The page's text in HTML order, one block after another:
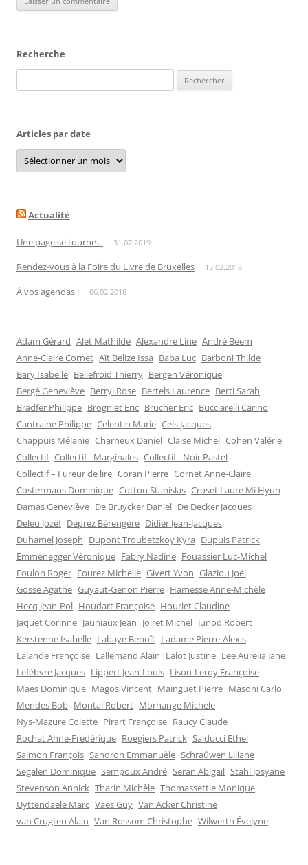
Recherche
Articles par date
Articles
par
date
Actualité
Une page se tourne… 31.07.2019
Rendez-vous à la Foire du Livre de Bruxelles 13.02.2018
À vos agendas ! 06.02.2018
Adam Gérard Alet Mathilde Alexandre Line André Beem
Anne-Claire Cornet Aït Belize Issa Baba Luc Barboni Thilde
Bary Isabelle Bellefroid Thierry Bergen Véronique
Bergé Geneviève Berryl Rose Bertels Laurence Berti Sarah
Bradfer Philippe Brogniet Eric Brucher Eric Bucciarelli Carino
Cantraine Philippe Celentin Marie Cels Jacques
Chappuis Mélanie Charneux Daniel Claise Michel Cohen Valérie
Collectif Collectif - Marginales Collectif - Noir Pastel
Collectif – Fureur de lire Coran Pierre Cornet Anne-Claire
Costermans Dominique Cotton Stanislas Croset Laure Mi Hyun
Damas Geneviève De Bruycker Daniel De Decker Jacques
Deleu Jozef Deprez Bérengère Didier Jean-Jacques
Duhamel Joseph Dupont Troubetzkoy Kyra Dupuis Patrick
Emmenegger Véronique Fabry Nadine Fouassier Luc-Michel
Foulon Roger Fourez Michelle Givert Yvon Glaziou Joël
Gosse Agathe Guyaut-Genon Pierre Hamesse Anne-Michèle
Hecq Jean-Pol Houdart Françoise Houriet Claudine
Jaquet Corinne Jauniaux Jean Joiret Michel Junod Robert
Kerstenne Isabelle Labaye Benoît Ladame Pierre-Alexis
Lalande Françoise Lallemand Alain Lalot Justine Lee Aurelia Jane
Lefèbvre Jacques Lippert Jean-Louis Lison-Leroy Françoise
Maes Dominique Magos Vincent Mainguet Pierre Masoni Carlo
Mendes Bob Montal Robert Morhange Michèle
Nys-Mazure Colette Pirart Françoise Raucy Claude
Rochat Anne-Frédérique Roegiers Patrick Salducci Ethel
Salmon François Sandron Emmanuèle Schraûwen Liliane
Segalen Dominique Sempoux André Seran Abigail Stahl Josyane
Stevenson Annick Tharin Michèle Thomassettie Monique
Uyttendaele Marc Vaes Guy Van Acker Christine
van Crugten Alain Van Rossom Christophe Wilwerth Évelyne